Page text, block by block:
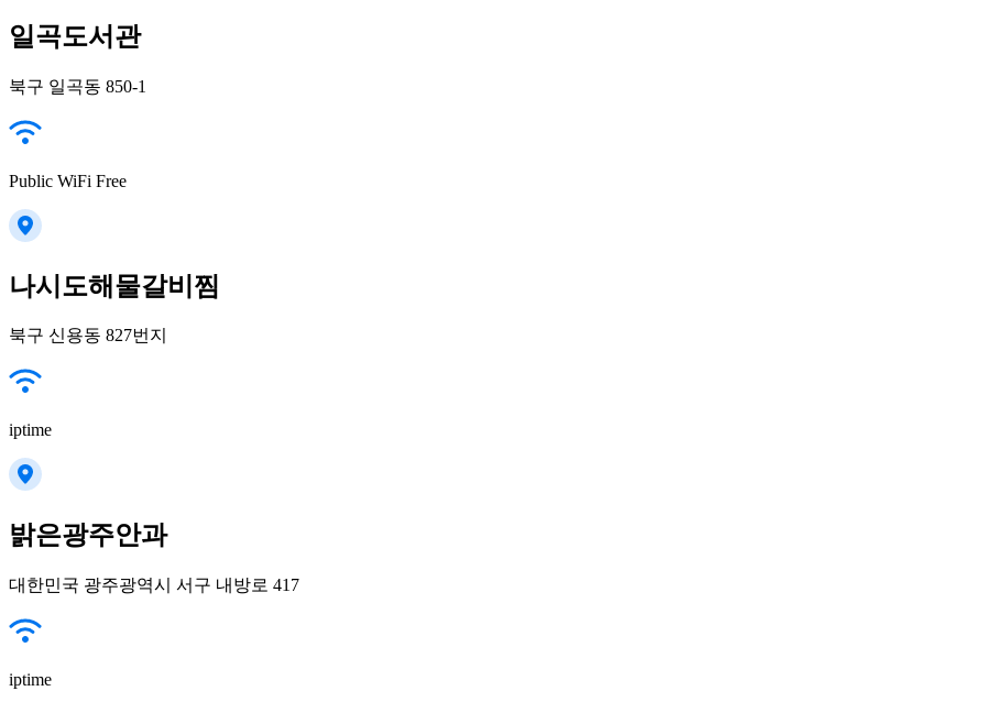
일곡도서관
북구 일곡동 850-1
Public WiFi Free
나시도해물갈비찜
북구 신용동 827번지
iptime
밝은광주안과
대한민국 광주광역시 서구 내방로 417
iptime